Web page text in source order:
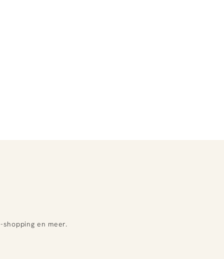
en meer.